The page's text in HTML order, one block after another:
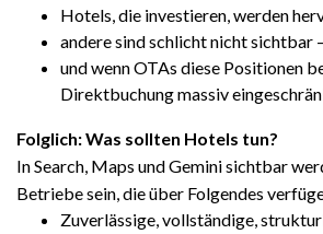
Hotels, die investieren, werden
andere sind schlicht nicht sichtbar
und wenn OTAs diese Positionen
Direktbuchung massiv
Folglich: Was sollten Hotels tun?
In Search, Maps und Gemini sichtbar
Betriebe sein, die über Folgendes
Zuverlässige, vollständige,